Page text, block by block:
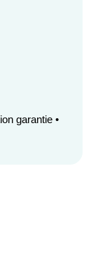
garantie •